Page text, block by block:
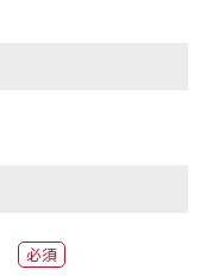
必須